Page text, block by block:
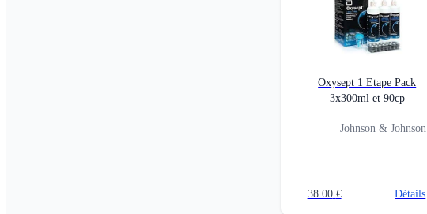
Oxysept 1 Etape Pack
3x300ml et 90cp
Johnson & Johnson
38.00 € Détails